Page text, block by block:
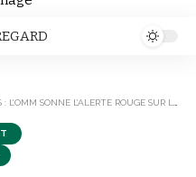
SUR LA CHALEUR DES OCÉANS ET LA FONTE DES GLACES EN 2023